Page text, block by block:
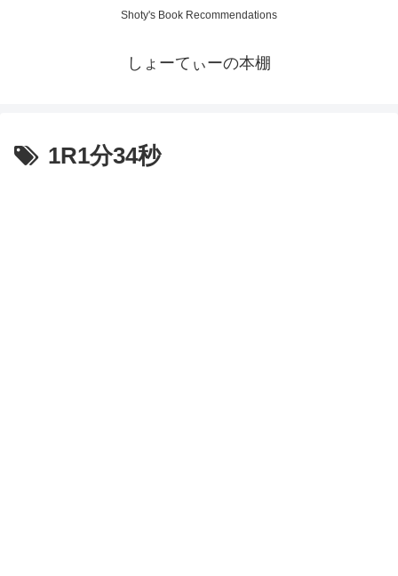
Shoty's Book Recommendations
しょーてぃーの本棚
1R1分34秒